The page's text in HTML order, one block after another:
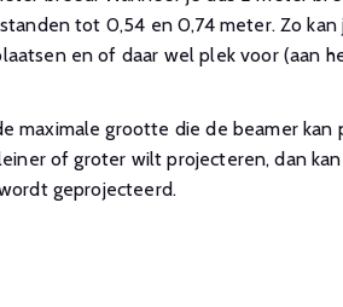
tot 0,54 en 0,74 meter. Zo kan
en of daar wel plek voor (aan
maximale grootte die de beamer
of groter wilt projecteren, dan
geprojecteerd.